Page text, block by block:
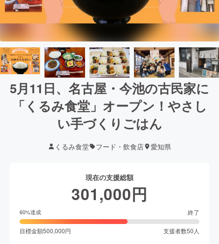
5月11日、名古屋・今池の古民家に
「くるみ食堂」オープン！やさし
い手づくりごはん
くるみ食堂 フード・飲食店 愛知県
現在の支援総額
301,000円
60%達成 終了
目標金額500,000円 支援者数50 人